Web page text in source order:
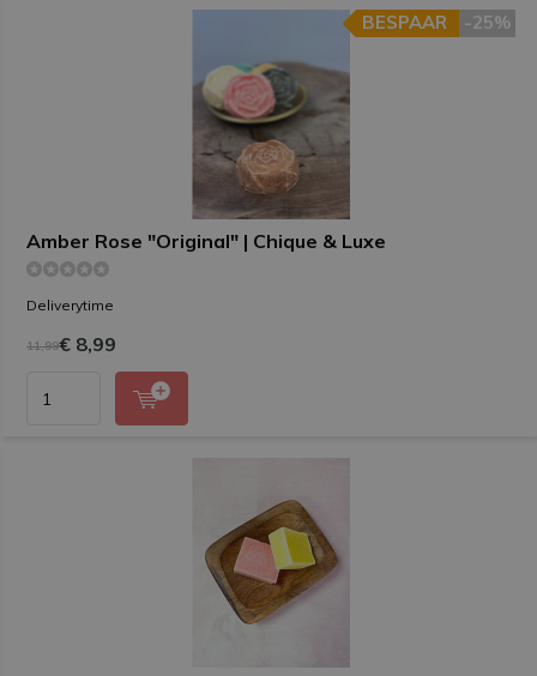
Amber Rose "Original" | Chique & Luxe
Deliverytime
-25%
BESPAAR
11,99€ 8,99
-25%
BESPAAR